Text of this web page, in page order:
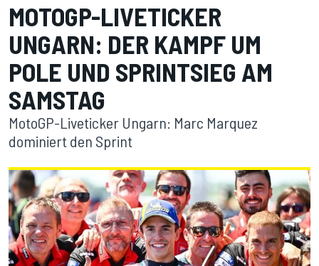
MOTOGP-LIVETICKER
UNGARN: DER KAMPF UM
POLE UND SPRINTSIEG AM
SAMSTAG
MotoGP-Liveticker Ungarn: Marc Marquez
dominiert den Sprint